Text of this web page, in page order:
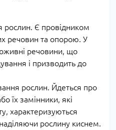
рослин. Є провідником
речовин та опорою. У
речовини, що
і призводить до
рослин. Йдеться про
їх замінники, які
характеризуються
рослину киснем.